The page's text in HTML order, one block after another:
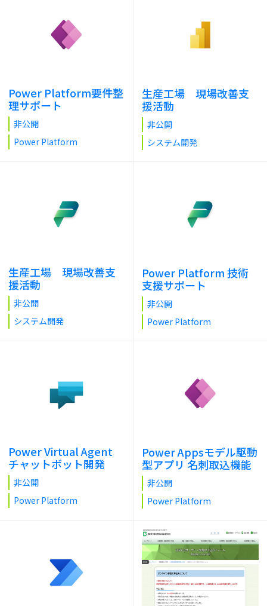
Power Platform要件整
理サポート
非公開
Power Platform
生産工場 現場改善支
援活動
非公開
システム開発
生産工場 現場改善支
援活動
非公開
システム開発
Power Platform 技術
支援サポート
非公開
Power Platform
Power Virtual Agent
チャットボット開発
非公開
Power Platform
Power Appsモデル駆動
型アプリ 名刺取込機能
非公開
Power Platform